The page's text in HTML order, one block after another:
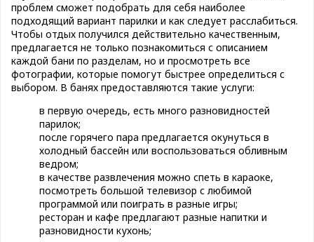
проблем сможет подобрать для себя наиболее
подходящий вариант парилки и как следует расслабиться.
Чтобы отдых получился действительно качественным,
предлагается не только познакомиться с описанием
каждой бани по разделам, но и просмотреть все
фотографии, которые помогут быстрее определиться с
выбором. В банях предоставляются такие услуги:
в первую очередь, есть много разновидностей
парилок;
после горячего пара предлагается окунуться в
холодный бассейн или воспользоваться обливным
ведром;
в качестве развлечения можно спеть в караоке,
посмотреть большой телевизор с любимой
программой или поиграть в разные игры;
ресторан и кафе предлагают разные напитки и
разновидности кухонь;